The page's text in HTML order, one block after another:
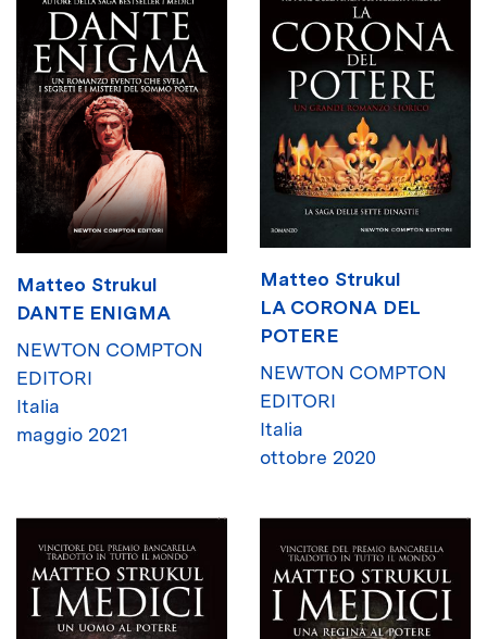
Matteo Strukul
DANTE ENIGMA
NEWTON COMPTON
EDITORI
Italia
maggio 2021
Matteo Strukul
LA CORONA DEL
POTERE
NEWTON COMPTON
EDITORI
Italia
ottobre 2020